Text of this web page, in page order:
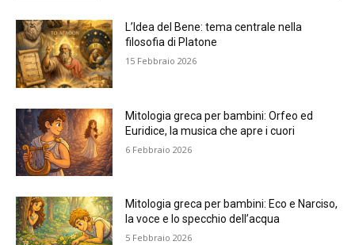
L’Idea del Bene: tema centrale nella
filosofia di Platone
15 Febbraio 2026
Mitologia greca per bambini: Orfeo ed
Euridice, la musica che apre i cuori
6 Febbraio 2026
Mitologia greca per bambini: Eco e Narciso,
la voce e lo specchio dell’acqua
5 Febbraio 2026